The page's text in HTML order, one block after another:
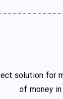
solution for
of money